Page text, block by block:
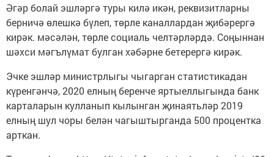
Әгәр болай эшләргә туры килә икән, реквизитларны
берничә өлешкә бүлеп, төрле каналлардан җибәрергә
кирәк. мәсәлән, төрле социаль челтәрләрдә. Соңыннан
шәхси мәгълүмат булган хәбәрне бетерергә кирәк.
Эчке эшләр министрлыгы чыгарган статистикадан
күренгәнчә, 2020 елның беренче яртыеллыгында банк
карталарын кулланып кылынган җинаятьләр 2019
елның шул чоры белән чагыштырганда 500 процентка
арткан.